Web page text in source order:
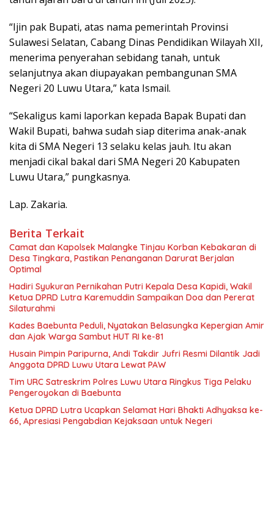
“Ijin pak Bupati, atas nama pemerintah Provinsi
Sulawesi Selatan, Cabang Dinas Pendidikan Wilayah XII,
menerima penyerahan sebidang tanah, untuk
selanjutnya akan diupayakan pembangunan SMA
Negeri 20 Luwu Utara,” kata Ismail.
“Sekaligus kami laporkan kepada Bapak Bupati dan
Wakil Bupati, bahwa sudah siap diterima anak-anak
kita di SMA Negeri 13 selaku kelas jauh. Itu akan
menjadi cikal bakal dari SMA Negeri 20 Kabupaten
Luwu Utara,” pungkasnya.
Lap. Zakaria.
Berita Terkait
Camat dan Kapolsek Malangke Tinjau Korban Kebakaran di
Desa Tingkara, Pastikan Penanganan Darurat Berjalan
Optimal
Hadiri Syukuran Pernikahan Putri Kepala Desa Kapidi, Wakil
Ketua DPRD Lutra Karemuddin Sampaikan Doa dan Pererat
Silaturahmi
Kades Baebunta Peduli, Nyatakan Belasungka Kepergian Amir
dan Ajak Warga Sambut HUT RI ke-81
Husain Pimpin Paripurna, Andi Takdir Jufri Resmi Dilantik Jadi
Anggota DPRD Luwu Utara Lewat PAW
Tim URC Satreskrim Polres Luwu Utara Ringkus Tiga Pelaku
Pengeroyokan di Baebunta
Ketua DPRD Lutra Ucapkan Selamat Hari Bhakti Adhyaksa ke-
66, Apresiasi Pengabdian Kejaksaan untuk Negeri